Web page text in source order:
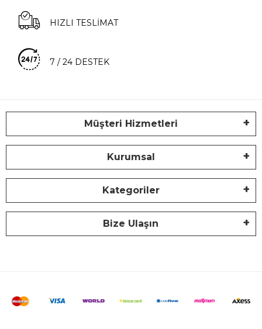
HIZLI TESLİMAT
7 / 24 DESTEK
Müşteri Hizmetleri
Kurumsal
Kategoriler
Bize Ulaşın